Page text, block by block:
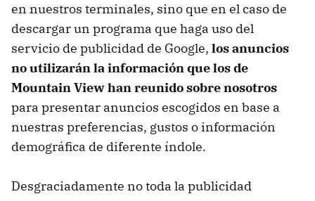
en nuestros terminales, sino que en el caso de
descargar un programa que haga uso del
servicio de publicidad de Google, los anuncios
no utilizarán la información que los de
Mountain View han reunido sobre nosotros
para presentar anuncios escogidos en base a
nuestras preferencias, gustos o información
demográfica de diferente índole.
Desgraciadamente no toda la publicidad